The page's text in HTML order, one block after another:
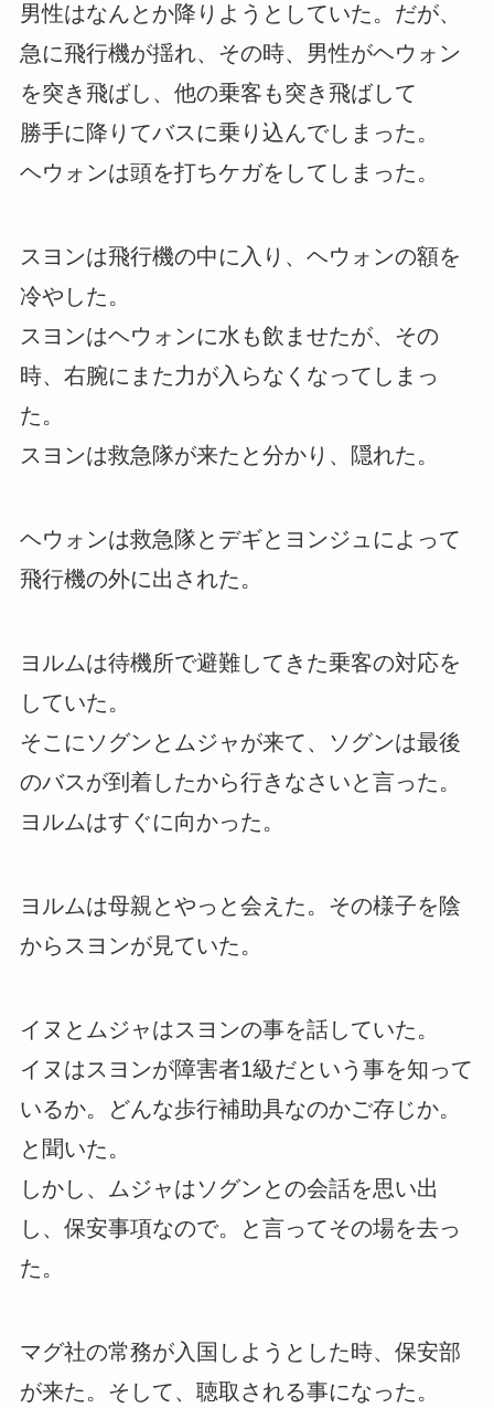
男性はなんとか降りようとしていた。だが、
急に飛行機が揺れ、その時、男性がヘウォン
を突き飛ばし、他の乗客も突き飛ばして
勝手に降りてバスに乗り込んでしまった。
ヘウォンは頭を打ちケガをしてしまった。
スヨンは飛行機の中に入り、ヘウォンの額を
冷やした。
スヨンはヘウォンに水も飲ませたが、その
時、右腕にまた力が入らなくなってしまっ
た。
スヨンは救急隊が来たと分かり、隠れた。
ヘウォンは救急隊とデギとヨンジュによって
飛行機の外に出された。
ヨルムは待機所で避難してきた乗客の対応を
していた。
そこにソグンとムジャが来て、ソグンは最後
のバスが到着したから行きなさいと言った。
ヨルムはすぐに向かった。
ヨルムは母親とやっと会えた。その様子を陰
からスヨンが見ていた。
イヌとムジャはスヨンの事を話していた。
イヌはスヨンが障害者1級だという事を知って
いるか。どんな歩行補助具なのかご存じか。
と聞いた。
しかし、ムジャはソグンとの会話を思い出
し、保安事項なので。と言ってその場を去っ
た。
マグ社の常務が入国しようとした時、保安部
が来た。そして、聴取される事になった。